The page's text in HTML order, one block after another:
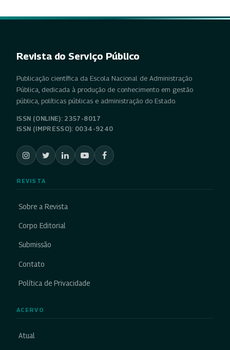
Revista do Serviço Público
Publicação científica da Escola Nacional de Administração
Pública, dedicada à produção de conhecimento em gestão
pública, políticas públicas e administração do Estado.
ISSN (ONLINE): 2357-8017
ISSN (IMPRESSO): 0034-9240
REVISTA
Sobre a Revista
Corpo Editorial
Submissão
Contato
Política de Privacidade
ACERVO
Atual